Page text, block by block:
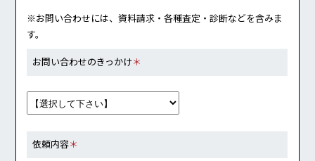
※お問い合わせには、資料請求・各種査定・診断などを含みま
す。
お問い合わせのきっかけ ＊
依頼内容＊